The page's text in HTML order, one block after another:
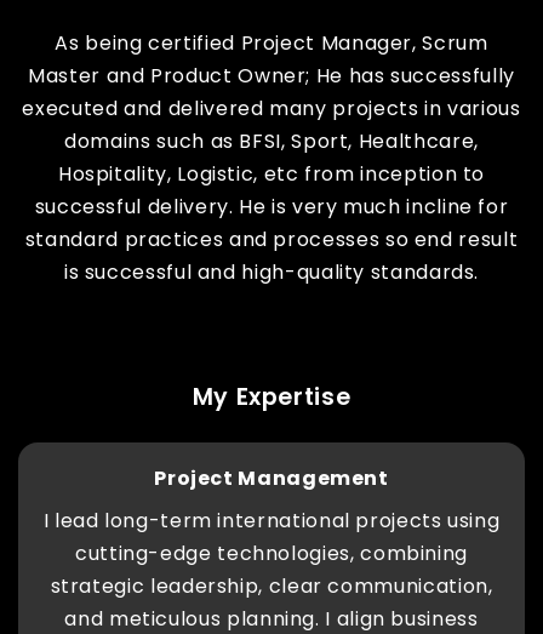
As being certified Project Manager, Scrum
Master and Product Owner; He has successfully
executed and delivered many projects in various
domains such as BFSI, Sport, Healthcare,
Hospitality, Logistic, etc from inception to
successful delivery. He is very much incline for
standard practices and processes so end result
is successful and high-quality standards.
My Expertise
Project Management
I lead long-term international projects using
cutting-edge technologies, combining
strategic leadership, clear communication,
and meticulous planning. I align business